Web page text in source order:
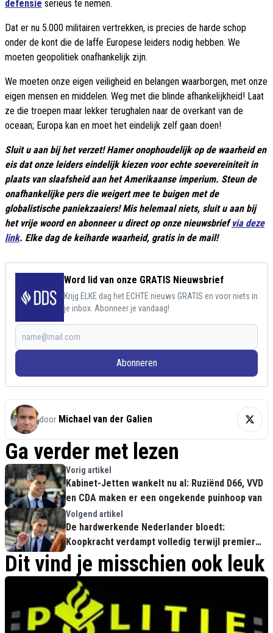
defensie serieus te nemen.
Dat er nu 5.000 militairen vertrekken, is precies de harde schop
onder de kont die de laffe Europese leiders nodig hebben. We
moeten geopolitiek onafhankelijk zijn.
We moeten onze eigen veiligheid en belangen waarborgen, met onze
eigen mensen en middelen. Weg met die blinde afhankelijkheid! Laat
ze die troepen maar lekker terughalen naar de overkant van de
oceaan; Europa kan en moet het eindelijk zelf gaan doen!
Sluit u aan bij het verzet! Hamer onophoudelijk op de waarheid en
eis dat onze leiders eindelijk kiezen voor echte soevereiniteit in
plaats van slaafsheid aan het Amerikaanse imperium. Steun de
onafhankelijke pers die weigert mee te buigen met de
globalistische paniekzaaiers! Mis helemaal niets, sluit u aan bij
het vrije woord en abonneer u direct op onze nieuwsbriefvia deze
link. Elke dag de keiharde waarheid, gratis in de mail!
Word lid van onze GRATIS Nieuwsbrief
Krijg ELKE dag het ECHTE nieuws GRATIS en voor niets in
je inbox. Abonneer je vandaag!
Abonneren
door Michael van der Galien
Ga verder met lezen
Vorig artikel
Kabinet-Jetten wankelt nu al: Ruziënd D66, VVD
en CDA maken er een ongekende puinhoop van
Volgend artikel
De hardwerkende Nederlander bloedt:
Koopkracht verdampt volledig terwijl premier
Jetten ligt te slapen
Dit vind je misschien ook leuk